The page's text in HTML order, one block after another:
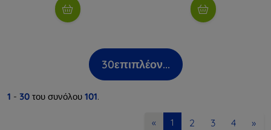
30επιπλέον...
1 - 30 του συνόλου 101.
« 1 2 3 4 »